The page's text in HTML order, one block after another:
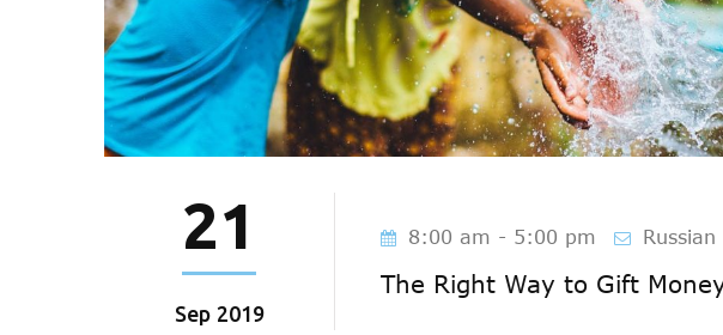
21
Sep 2019
8:00 am - 5:00 pm
The Right Way to Gift